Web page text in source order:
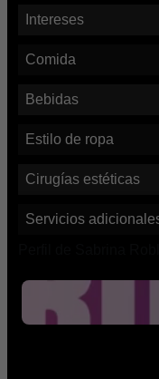
Intereses
Comida
Bebidas
Estilo de ropa
Cirugías estéticas
Servicios